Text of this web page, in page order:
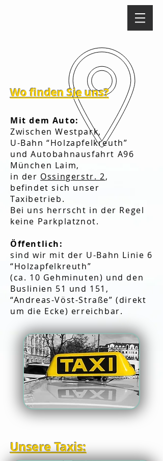
Wo finden Sie uns?
Mit dem Auto:
Zwischen Westpark,
U-Bahn “Holzapfelkreuth”
und Autobahnausfahrt A96
München Laim,
in der Ossingerstr. 2,
befindet sich unser
Taxibetrieb.
Bei uns herrscht in der Regel
keine Parkplatznot.
Öffentlich:
sind wir mit der U-Bahn Linie 6
“Holzapfelkreuth”
(ca. 10 Gehminuten) und den
Buslinien 51 und 151,
“Andreas-Vöst-Straße” (direkt
um die Ecke) erreichbar.
Unsere Taxis: